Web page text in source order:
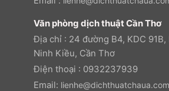
Văn phòng dịch thuật Cần Thơ
Địa chỉ : 24 đường B4, KDC 91B,
Ninh Kiều, Cần Thơ
Điện thoại : 0932237939
Email: lienhe@dichthuatchaua.com